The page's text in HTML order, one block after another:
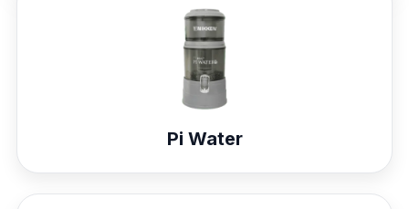
Pi Water